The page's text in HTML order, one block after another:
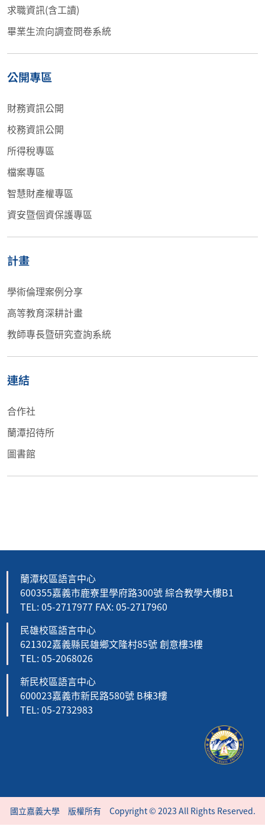
求職資訊(含工讀)
畢業生流向調查問卷系統
公開專區
財務資訊公開
校務資訊公開
所得稅專區
檔案專區
智慧財產權專區
資安暨個資保護專區
計畫
學術倫理案例分享
高等教育深耕計畫
教師專長暨研究查詢系統
連結
合作社
蘭潭招待所
圖書館
蘭潭校區語言中心
600355嘉義市鹿寮里學府路300號 綜合教學大樓B1
TEL: 05-2717977 FAX: 05-2717960
民雄校區語言中心
621302嘉義縣民雄鄉文隆村85號 創意樓3樓
TEL: 05-2068026
新民校區語言中心
600023嘉義市新民路580號 B棟3樓
TEL: 05-2732983
國立嘉義大學 版權所有 Copyright © 2023 All Rights Reserved.